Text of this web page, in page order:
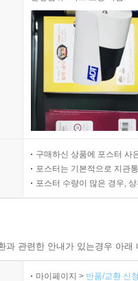
구매하신 상품에 포스터 사
포스터는 기본적으로 지관
포스터 수량이 많은 경우,
과 관련한 안내가 있는경우 아
마이페이지 > 반품/교환 신